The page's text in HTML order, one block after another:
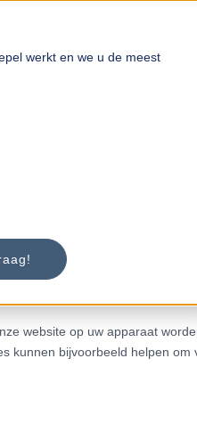
werkt en we u de meest
Hoe
om onze website goed te
dit cookiebeleid leggen wij uit
website op uw apparaat
kunnen bijvoorbeeld helpen